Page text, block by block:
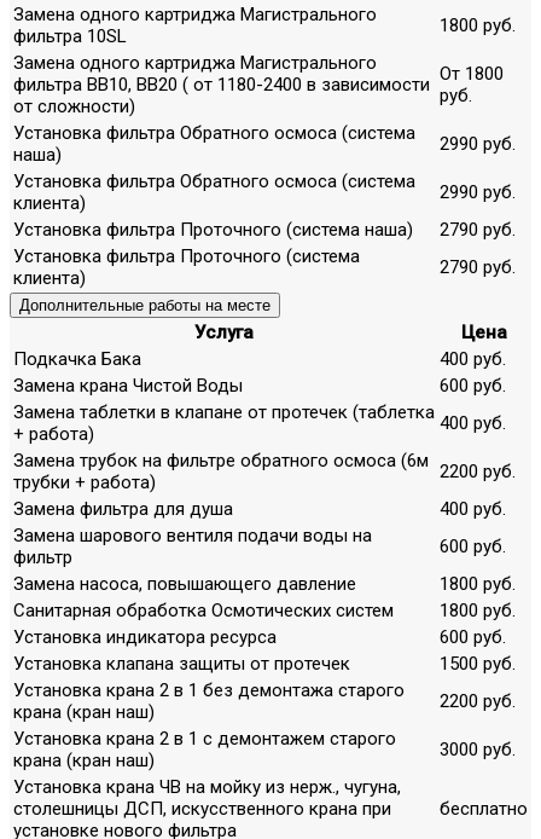
Замена одного картриджа Магистрального
фильтра 10SL
1800 руб.
Замена одного картриджа Магистрального
фильтра ВВ10, ВВ20 ( от 1180-2400 в зависимости
от сложности)
От 1800
руб.
Установка фильтра Обратного осмоса (система
наша)
2990 руб.
Установка фильтра Обратного осмоса (система
клиента)
2990 руб.
Установка фильтра Проточного (система наша)
2790 руб.
Установка фильтра Проточного (система
клиента)
2790 руб.
Дополнительные работы на месте
Услуга
Цена
Подкачка Бака
400 руб.
Замена крана Чистой Воды
600 руб.
Замена таблетки в клапане от протечек (таблетка
+ работа)
400 руб.
Замена трубок на фильтре обратного осмоса (6м
трубки + работа)
2200 руб.
Замена фильтра для душа
400 руб.
Замена шарового вентиля подачи воды на
фильтр
600 руб.
Замена насоса, повышающего давление
1800 руб.
Санитарная обработка Осмотических систем
1800 руб.
Установка индикатора ресурса
600 руб.
Установка клапана защиты от протечек
1500 руб.
Установка крана 2 в 1 без демонтажа старого
крана (кран наш)
2200 руб.
Установка крана 2 в 1 с демонтажем старого
крана (кран наш)
3000 руб.
Установка крана ЧВ на мойку из нерж., чугуна,
столешницы ДСП, искусственного крана при
установке нового фильтра
бесплатно